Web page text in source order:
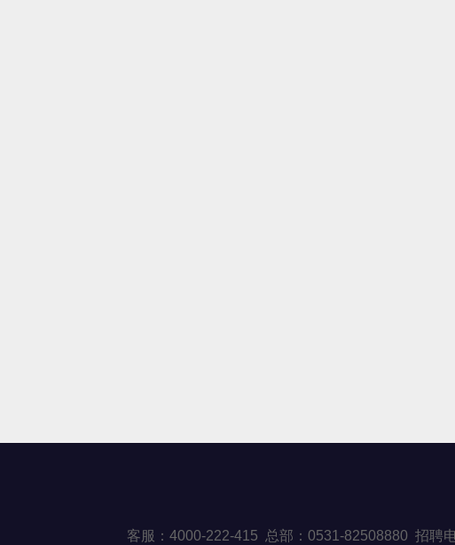
客服：4000-222-415 总部：0531-82508880 招聘